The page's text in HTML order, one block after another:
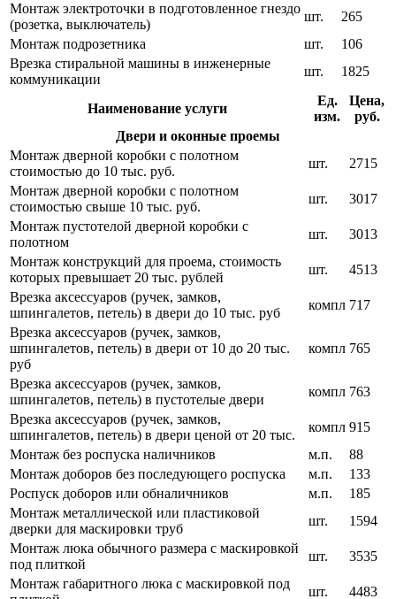
Монтаж электроточки в подготовленное гнездо
(розетка, выключатель)
шт.
265
Монтаж подрозетника
шт.
106
Врезка стиральной машины в инженерные
коммуникации
шт. 1825
Наименование услуги
Ед.
изм.
Цена,
руб.
Двери и оконные проемы
Монтаж дверной коробки с полотном
стоимостью до 10 тыс. руб.
шт.
2715
Монтаж дверной коробки с полотном
стоимостью свыше 10 тыс. руб.
шт.
3017
Монтаж пустотелой дверной коробки с
полотном
шт.
3013
Монтаж конструкций для проема, стоимость
которых превышает 20 тыс. рублей
шт.
4513
Врезка аксессуаров (ручек, замков,
шпингалетов, петель) в двери до 10 тыс. руб
компл 717
Врезка аксессуаров (ручек, замков,
шпингалетов, петель) в двери от 10 до 20 тыс.
руб
компл 765
Врезка аксессуаров (ручек, замков,
шпингалетов, петель) в пустотелые двери
компл 763
Врезка аксессуаров (ручек, замков,
шпингалетов, петель) в двери ценой от 20 тыс.
компл 915
Монтаж без роспуска наличников
м.п.
88
Монтаж доборов без последующего роспуска
м.п.
133
Роспуск доборов или обналичников
м.п.
185
Монтаж металлической или пластиковой
дверки для маскировки труб
шт.
1594
Монтаж люка обычного размера с маскировкой
под плиткой
шт.
3535
Монтаж габаритного люка с маскировкой под
шт. 4483